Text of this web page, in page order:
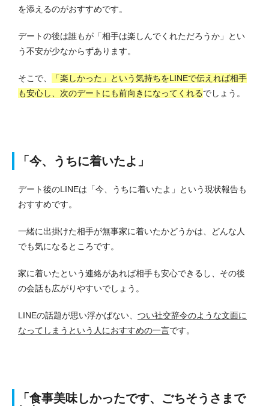
を添えるのがおすすめです。
デートの後は誰もが「相手は楽しんでくれただろうか」とい
う不安が少なからずあります。
そこで、
「楽しかった」という気持ちをLINEで伝えれば相手
も安心し、次のデートにも前向きになってくれるでしょう。
「今、うちに着いたよ」
デート後のLINEは「今、うちに着いたよ」という現状報告も
おすすめです。
一緒に出掛けた相手が無事家に着いたかどうかは、どんな人
でも気になるところです。
家に着いたという連絡があれば相手も安心できるし、その後
の会話も広がりやすいでしょう。
LINEの話題が思い浮かばない、 つい社交辞令のような文面に
なってしまうという人におすすめの一言です。
「食事美味しかったです、ごちそうさまで